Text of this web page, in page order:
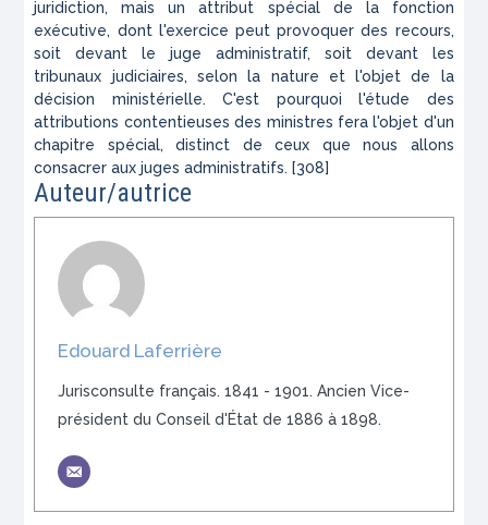
juridiction, mais un attribut spécial de la fonction
exécutive, dont l'exercice peut provoquer des recours,
soit devant le juge administratif, soit devant les
tribunaux judiciaires, selon la nature et l'objet de la
décision ministérielle. C'est pourquoi l'étude des
attributions contentieuses des ministres fera l'objet d'un
chapitre spécial, distinct de ceux que nous allons
consacrer aux juges administratifs. [308]
Auteur/autrice
Edouard Laferrière
Jurisconsulte français. 1841 - 1901. Ancien Vice-
président du Conseil d'État de 1886 à 1898.